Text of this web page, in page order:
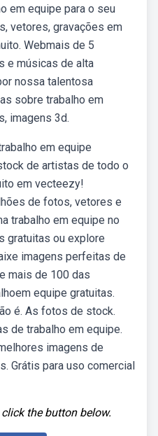
em equipe para o seu
vetores, gravações em
Webmais de 5
e músicas de alta
nossa talentosa
sobre trabalho em
imagens 3d.
em equipe
de artistas de todo o
em vecteezy!
de fotos, vetores e
trabalho em equipe no
gratuitas ou explore
imagens perfeitas de
mais de 100 das
equipe gratuitas.
é. As fotos de stock.
de trabalho em equipe.
imagens de
Grátis para uso comercial
the button below.